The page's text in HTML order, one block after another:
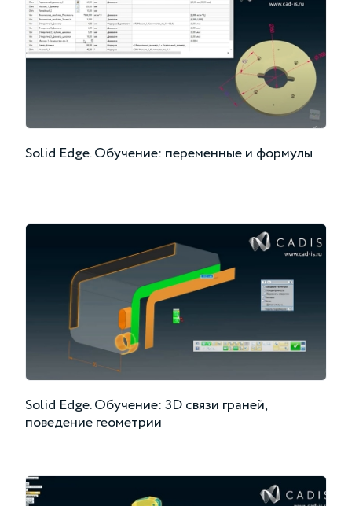
Solid Edge. Обучение: переменные и формулы
Solid Edge. Обучение: 3D связи граней,
поведение геометрии